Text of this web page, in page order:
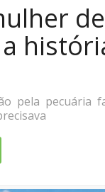
pela pecuária